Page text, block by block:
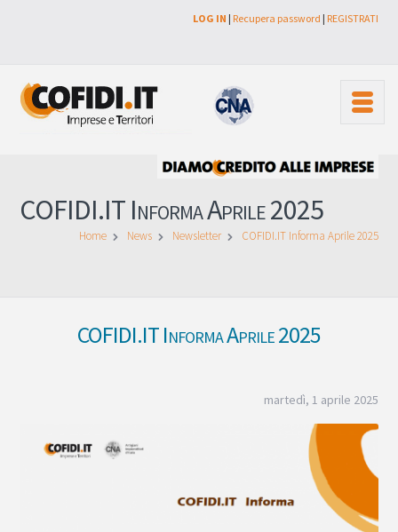
LOG IN | Recupera password | REGISTRATI
COFIDI.IT Informa Aprile 2025
Home News Newsletter COFIDI.IT Informa Aprile 2025
COFIDI.IT Informa Aprile 2025
martedì, 1 aprile 2025